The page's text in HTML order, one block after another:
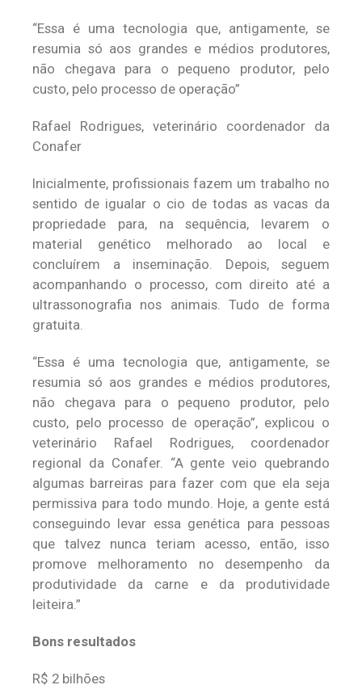
“Essa é uma tecnologia que, antigamente, se
resumia só aos grandes e médios produtores,
não chegava para o pequeno produtor, pelo
custo, pelo processo de operação”
Rafael Rodrigues, veterinário coordenador da
Conafer
Inicialmente, profissionais fazem um trabalho no
sentido de igualar o cio de todas as vacas da
propriedade para, na sequência, levarem o
material genético melhorado ao local e
concluírem a inseminação. Depois, seguem
acompanhando o processo, com direito até a
ultrassonografia nos animais. Tudo de forma
gratuita.
“Essa é uma tecnologia que, antigamente, se
resumia só aos grandes e médios produtores,
não chegava para o pequeno produtor, pelo
custo, pelo processo de operação”, explicou o
veterinário Rafael Rodrigues, coordenador
regional da Conafer. “A gente veio quebrando
algumas barreiras para fazer com que ela seja
permissiva para todo mundo. Hoje, a gente está
conseguindo levar essa genética para pessoas
que talvez nunca teriam acesso, então, isso
promove melhoramento no desempenho da
produtividade da carne e da produtividade
leiteira.”
Bons resultados
R$ 2 bilhões